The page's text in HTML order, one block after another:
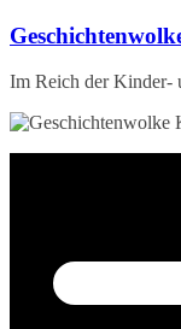
Zum
springen
Im Reich der Kinder-